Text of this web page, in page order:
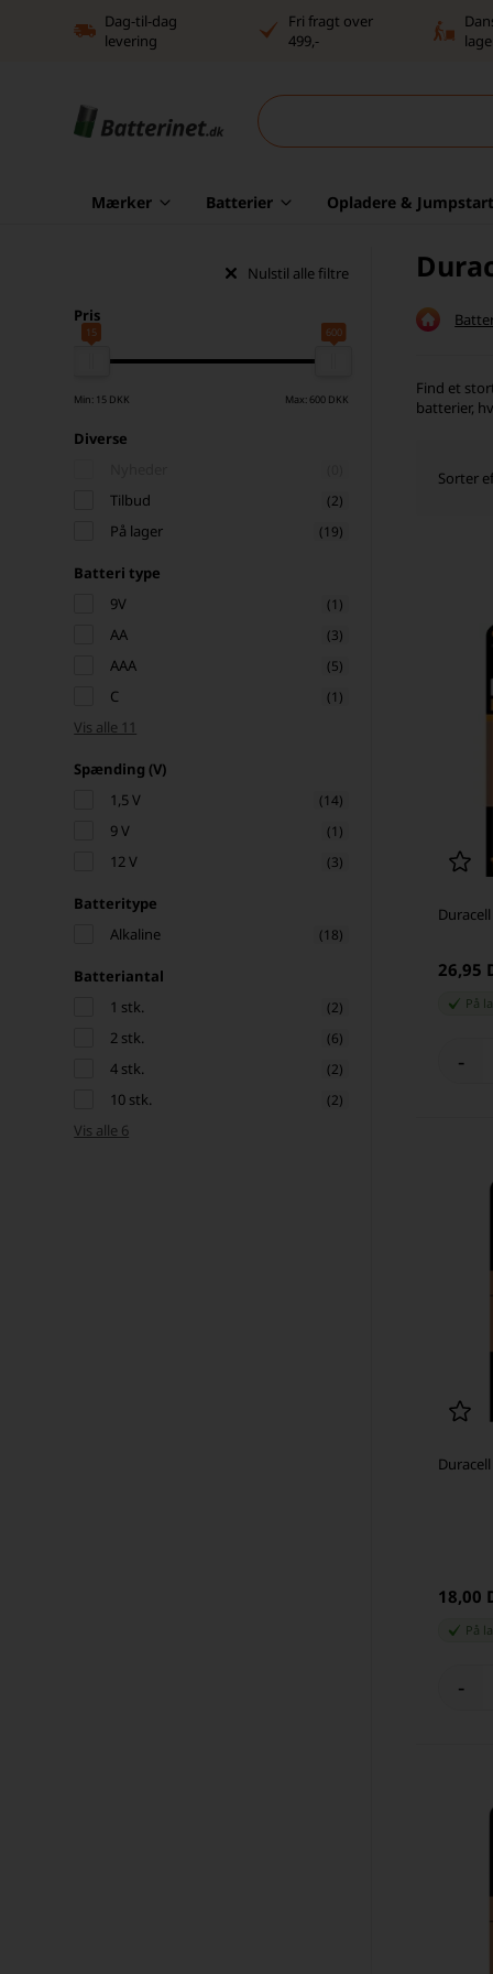
Dag-til-dag
levering
Fri fragt over
499,-
Mærker Batterier Opladere &
Nulstil alle filtre
Pris
15 600
Min: 15 DKK Max: 600 DKK
Diverse
Tilbud (2)
På lager (19)
Batteri type
9V
(1)
AA (3)
AAA (5)
C (1)
Vis alle 11
Spænding (V)
1,5 V
(14)
9 V (1)
12 V (3)
Batteritype
Alkaline
(18)
Batteriantal
1 stk.
(2)
2 stk. (6)
4 stk. (2)
10 stk. (2)
Vis alle 6
Find et
batterier,
Sorter
26,95
På
-
18,00
På
-